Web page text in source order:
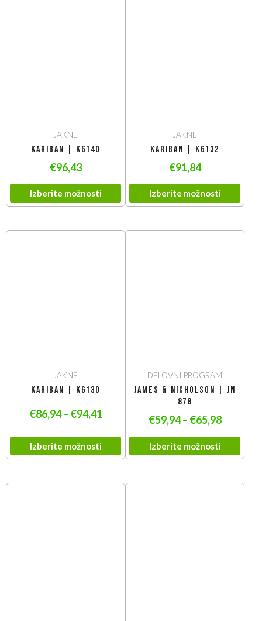
JAKNE
Kariban | K6140
€96,43
Izberite možnosti
JAKNE
Kariban | K6132
€91,84
Izberite možnosti
JAKNE
Kariban | K6130
€86,94– €94,41
Izberite možnosti
DELOVNI PROGRAM
James & Nicholson | JN
878
€59,94– €65,98
Izberite možnosti